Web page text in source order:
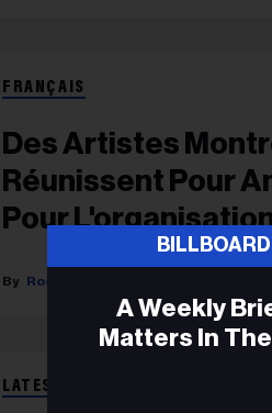
FRANÇAIS
Des Artistes
Réunissent Pour
Pour
Rosie Long Decter
LATEST NEWS
A Weekly
Matters In